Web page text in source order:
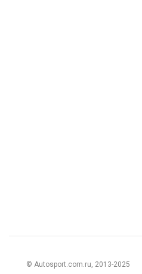
© Autosport.com.ru, 2013-2025